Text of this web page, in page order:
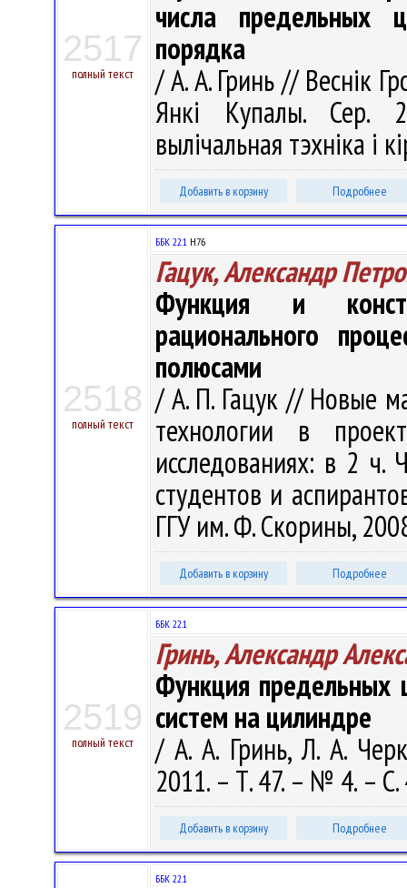
2517
полный текст
числа предельных
порядка
/ А. А. Гринь // Веснік
Янкі Купалы. Сер.
вылічальная тэхніка
Добавить в корзину Подробнее
2518
полный текст
ББК 22.1 H76
Гацук, Александр
Функция и
рационального
полюсами
/ А. П. Гацук // Новые
технологии в
исследованиях: в 2 ч.
студентов и
ГГУ им. Ф. Скорины,
Добавить в корзину Подробнее
2519
полный текст
ББК 22.1
Гринь, Александр
Функция предельных
систем на цилиндре
/ А. А. Гринь, Л. А.
2011. – Т. 47. – № 4. –
Добавить в корзину Подробнее
ББК 22.1